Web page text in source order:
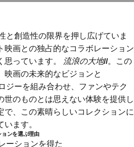
と創造性の限界を押し広げていま
映画との独占的なコラボレーション
っています。 流浪の大地II。この
画の未来的なビジョンと
ジーを組み合わせ、ファンやテク
世のものとは思えない体験を提供し
で、この素晴らしいコレクションに
ます。
ンを選ぶ理由
ーションを得た